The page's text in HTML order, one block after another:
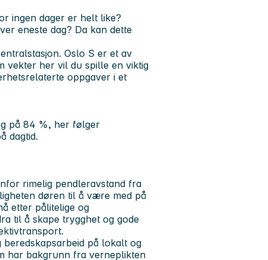
ingen dager er helt like?
eneste dag? Da kan dette
Oslo S er et av
vekter her vil du spille en viktig
oppgaver i et
på 84 %, her følger
dagtid.
rimelig pendleravstand fra
døren til å være med på
etter pålitelige og
til å skape trygghet og gode
på lokalt og
har bakgrunn fra verneplikten